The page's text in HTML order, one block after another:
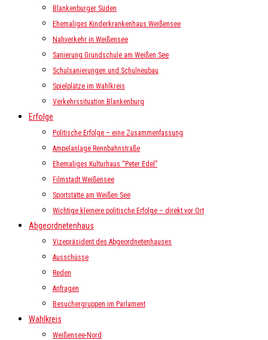
Blankenburger Süden
Ehemaliges Kinderkrankenhaus Weißensee
Nahverkehr in Weißensee
Sanierung Grundschule am Weißen See
Schulsanierungen und Schulneubau
Spielplätze im Wahlkreis
Verkehrssituation Blankenburg
Erfolge
Politische Erfolge – eine Zusammenfassung
Ampelanlage Rennbahnstraße
Ehemaliges Kulturhaus “Peter Edel”
Filmstadt Weißensee
Sportstätte am Weißen See
Wichtige kleinere politische Erfolge – direkt vor Ort
Abgeordnetenhaus
Vizepräsident des Abgeordnetenhauses
Ausschüsse
Reden
Anfragen
Besuchergruppen im Parlament
Wahlkreis
Weißensee-Nord